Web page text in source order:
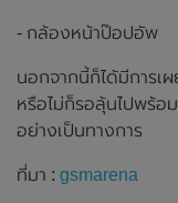
- กล้องหน้าป๊อปอัพ
นอกจากนี้ก็ได้มีการเ
หรือไม่ก็รอลุ้นไปพร้อม
อย่างเป็นทางการ
ที่มา : gsmarena